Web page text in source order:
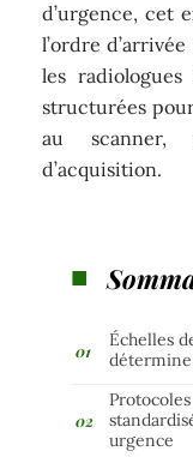
d’urgence, cet
l’ordre
les
structurées
au scanner,
d’acquisition.
Échelles
détermine
urgence